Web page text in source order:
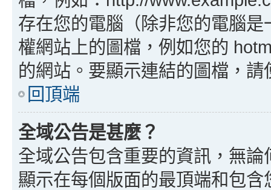
存在您的電腦（除非您的電腦
權網站上的圖檔，例如您的
的網站。要顯示連結的圖檔，
回頂端
全域公告是甚麼？
全域公告包含重要的資訊，無
顯示在每個版面的最頂端和包